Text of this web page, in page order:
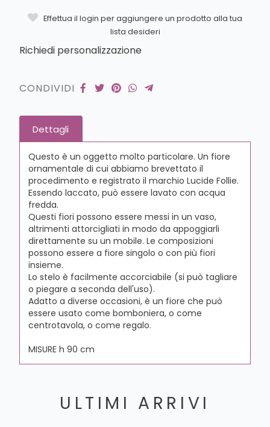
Effettua il login per aggiungere un prodotto alla tua
lista desideri
Richiedi personalizzazione
CONDIVIDI
Dettagli
Questo è un oggetto molto particolare. Un fiore
ornamentale di cui abbiamo brevettato il
procedimento e registrato il marchio Lucide Follie.
Essendo laccato, può essere lavato con acqua
fredda.
Questi fiori possono essere messi in un vaso,
altrimenti attorcigliati in modo da appoggiarli
direttamente su un mobile. Le composizioni
possono essere a fiore singolo o con più fiori
insieme.
Lo stelo è facilmente accorciabile (si può tagliare
o piegare a seconda dell'uso).
Adatto a diverse occasioni, è un fiore che può
essere usato come bomboniera, o come
centrotavola, o come regalo.
MISURE h 90 cm
ULTIMI ARRIVI